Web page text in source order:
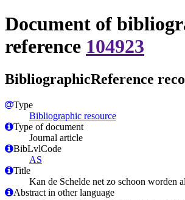
Document of
reference 104923
BibliographicReference
Type
Bibliographic resource
Type of document
Journal article
BibLvlCode
AS
Title
Kan de Schelde net zo schoon worden
Abstract in other language